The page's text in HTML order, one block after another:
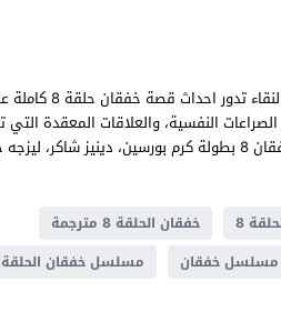
مسلسل خفقان الحلقة 8
النفسية، والعلاقات المعقدة
8
خفقان الحلقة 8 مترجمة
مسلسل خفقان مسلسل خفقان الحلقة 8